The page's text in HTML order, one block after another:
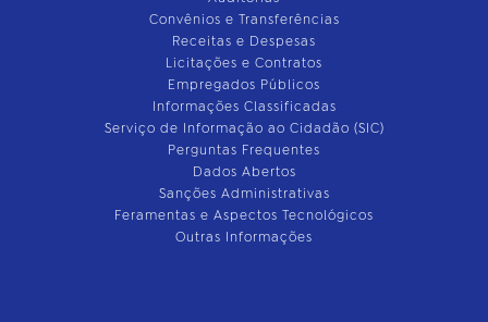
Convênios e Transferências
Receitas e Despesas
Licitações e Contratos
Empregados Públicos
Informações Classificadas
Serviço de Informação ao Cidadão (SIC)
Perguntas Frequentes
Dados Abertos
Sanções Administrativas
Feramentas e Aspectos Tecnológicos
Outras Informações